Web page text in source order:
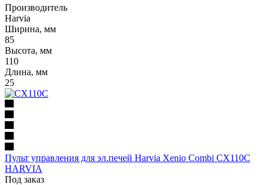
Производитель
Harvia
Ширина, мм
85
Высота, мм
110
Длина, мм
25
Пульт управления для эл.печей Harvia Xenio Combi CX110С
HARVIA
Под заказ